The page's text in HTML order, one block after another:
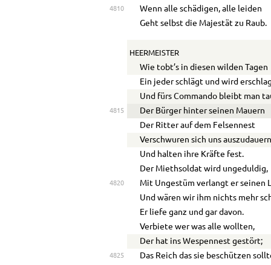
4810
Wenn alle schädigen, alle leiden
Geht selbst die Majestät zu Raub.
HEERMEISTER
Wie tobt’s in diesen wilden Tagen
Ein jeder schlägt und wird
Und fürs Commando bleibt man
4815
Der Bürger hinter seinen Mauern
Der Ritter auf dem Felsennest
Verschwuren sich uns
Und halten ihre Kräfte fest.
Der Miethsoldat wird ungeduldig,
4820
Mit Ungestüm verlangt er seinen
Und wären wir ihm nichts mehr
Er liefe ganz und gar davon.
Verbiete wer was alle wollten,
Der hat ins Wespennest gestört;
4825
Das Reich das sie beschützen